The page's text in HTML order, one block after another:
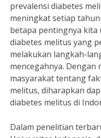
prevalensi diabetes
meningkat setiap
betapa pentingnya kita
diabetes melitus yang
melakukan langkah-
mencegahnya.
masyarakat tentang
melitus, diharapkan
diabetes melitus di
Dalam penelitian